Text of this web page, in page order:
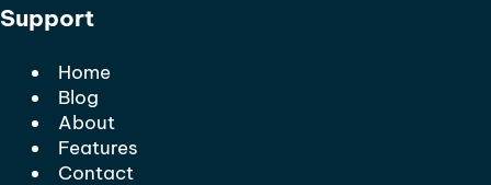
Support
Home
Blog
About
Features
Contact